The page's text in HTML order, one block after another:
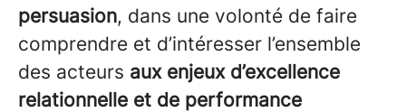
persuasion, dans une volonté de faire
comprendre et d’intéresser l’ensemble
des acteurs aux enjeux d’excellence
relationnelle et de performance